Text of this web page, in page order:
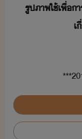
รูปภาพ​ใช้​เพื่​
เ